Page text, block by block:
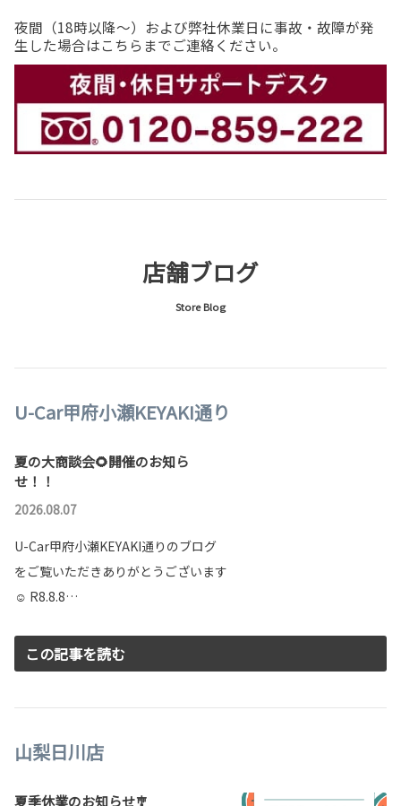
bZ4X Touring デビュー！
実用派のBEV トヨタの電気自動車 bZ4X Touring が登
場いたしました！
詳しくはこちら
ヤリス一部改良
「いちいち気持ちいい。」がテーマのヤリスシリーズ°˖✧コン
詳しくはこちら
2026-02-19
詳しくはこちら
2024-07-12
【2026新卒向け】オープン・カンパニー 募集開始！
【2026新卒向け】オープン・カンパニー ～山梨トヨタを知
ろう！～
・山梨トヨタ自動車株式会社
・株式会社トヨタレンタリース山梨
・トヨタエルアンドエフ山梨株式会社
詳しくはこちら
2024-05-20
夜間（18時以降〜）および弊社休業日に事故・故障が発
生した場合はこちらまでご連絡ください。
店舗ブログ
Store Blog
U-Car甲府小瀬KEYAKI通り
夏の大商談会🌻開催のお知ら
せ！！
2026.08.07
U-Car甲府小瀬KEYAKI通りのブログ
をご覧いただきありがとうございます
☺ R8.8.8…
この記事を読む
山梨日川店
夏季休業のお知らせ🎐